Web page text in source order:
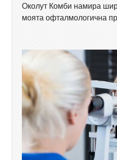
Околут Комби намира
моята офталмологична